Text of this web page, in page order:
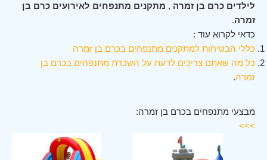
לילדים כרם בן זמרה , מתקנים מתנפחים לאירועים כרם בן
זמרה.
כדאי לקרוא עוד :
כללי הבטיחות למתקנים מתנפחים בכרם בן זמרה
כל מה שאתם צריכים לדעת על השכרת מתנפחים בכרם בן
זמרה.
מבצעי מתנפחים בכרם בן זמרה:
>>>